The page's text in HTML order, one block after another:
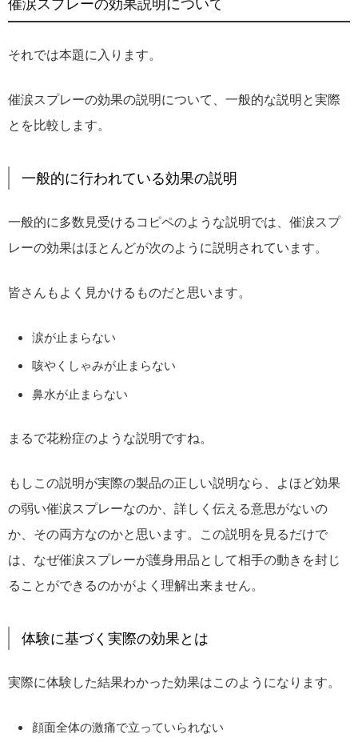
それでは本題に入ります。
催涙スプレーの効果の説明について、一般的な説明と実際
とを比較します。
一般的に行われている効果の説明
一般的に多数見受けるコピペのような説明では、催涙スプ
レーの効果はほとんどが次のように説明されています。
皆さんもよく見かけるものだと思います。
涙が止まらない
咳やくしゃみが止まらない
鼻水が止まらない
まるで花粉症のような説明ですね。
もしこの説明が実際の製品の正しい説明なら、よほど効果
の弱い催涙スプレーなのか、詳しく伝える意思がないの
か、その両方なのかと思います。この説明を見るだけで
は、なぜ催涙スプレーが護身用品として相手の動きを封じ
ることができるのかがよく理解出来ません。
体験に基づく実際の効果とは
実際に体験した結果わかった効果はこのようになります。
顔面全体の激痛で立っていられない